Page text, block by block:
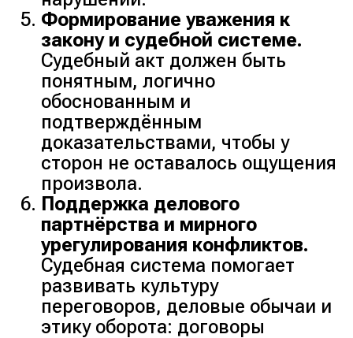
Формирование уважения к
закону и судебной системе.
Судебный акт должен быть
понятным, логично
обоснованным и
подтверждённым
доказательствами, чтобы у
сторон не оставалось ощущения
произвола.
Поддержка делового
партнёрства и мирного
урегулирования конфликтов.
Судебная система помогает
развивать культуру
переговоров, деловые обычаи и
этику оборота: договоры